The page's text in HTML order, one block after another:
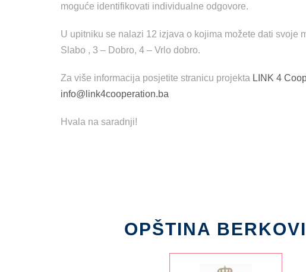
moguće identifikovati individualne odgovore.
U upitniku se nalazi 12 izjava o kojima možete dati svoje
Slabo , 3 – Dobro, 4 – Vrlo dobro.
Za više informacija posjetite stranicu projekta LINK 4
info@link4cooperation.ba
Hvala na saradnji!
OPŠTINA